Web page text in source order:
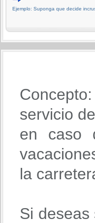
Ejemplo: Suponga que decide
servicio
en caso
la
Si